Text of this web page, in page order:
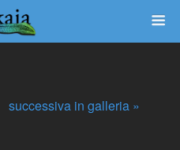
successiva in galleria »